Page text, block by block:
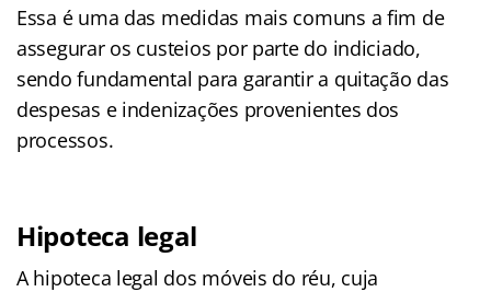
Essa é uma das medidas mais comuns a fim de
assegurar os custeios por parte do indiciado,
sendo fundamental para garantir a quitação das
despesas e indenizações provenientes dos
processos.
Hipoteca legal
A hipoteca legal dos móveis do réu, cuja